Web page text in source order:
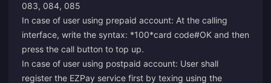
083, 084, 085
In case of user using prepaid account: At the calling
interface, write the syntax: *100*card code#OK and then
press the call button to top up.
In case of user using postpaid account: User shall
register the EZPay service first by texing using the